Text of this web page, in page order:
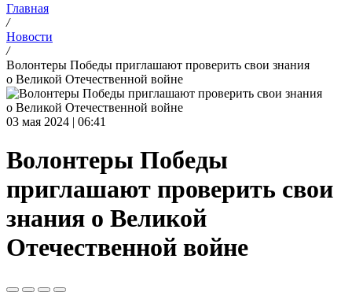
Главная
/
Новости
/
Волонтеры Победы приглашают проверить свои знания
о Великой Отечественной войне
03 мая 2024 | 06:41
Волонтеры Победы
приглашают проверить свои
знания о Великой
Отечественной войне